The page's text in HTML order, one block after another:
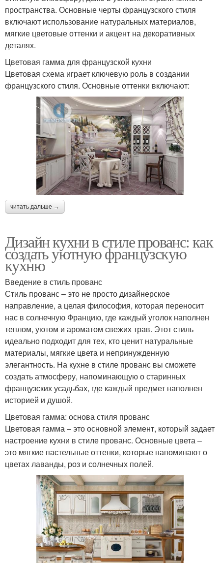
пространства. Основные черты французского стиля
включают использование натуральных материалов,
мягкие цветовые оттенки и акцент на декоративных
деталях.
Цветовая гамма для французской кухни
Цветовая схема играет ключевую роль в создании
французского стиля. Основные оттенки включают:
читать дальше →
Дизайн кухни в стиле прованс: как
создать уютную французскую
кухню
Введение в стиль прованс
Стиль прованс – это не просто дизайнерское
направление, а целая философия, которая переносит
нас в солнечную Францию, где каждый уголок наполнен
теплом, уютом и ароматом свежих трав. Этот стиль
идеально подходит для тех, кто ценит натуральные
материалы, мягкие цвета и непринужденную
элегантность. На кухне в стиле прованс вы сможете
создать атмосферу, напоминающую о старинных
французских усадьбах, где каждый предмет наполнен
историей и душой.
Цветовая гамма: основа стиля прованс
Цветовая гамма – это основной элемент, который задает
настроение кухни в стиле прованс. Основные цвета –
это мягкие пастельные оттенки, которые напоминают о
цветах лаванды, роз и солнечных полей.